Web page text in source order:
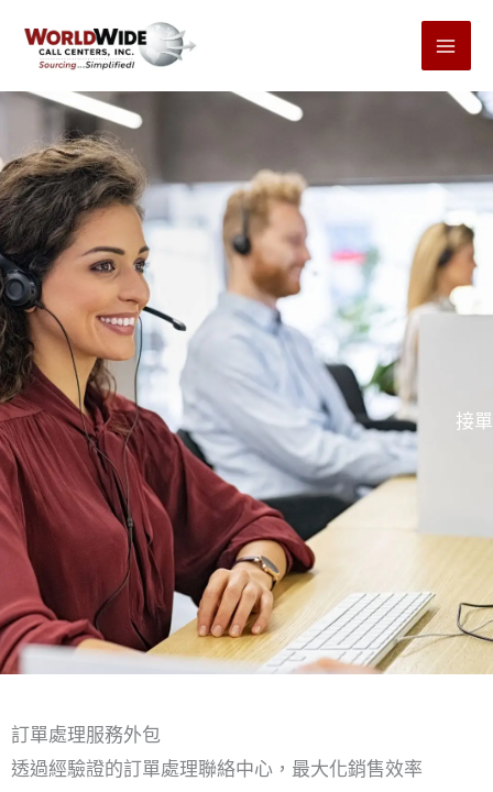
接單
訂單處理服務外包
透過經驗證的訂單處理聯絡中心，最大化銷售效率